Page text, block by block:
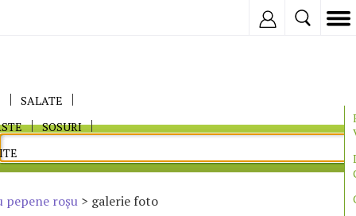
SALATE
SOSURI
pepene roşu > galerie foto